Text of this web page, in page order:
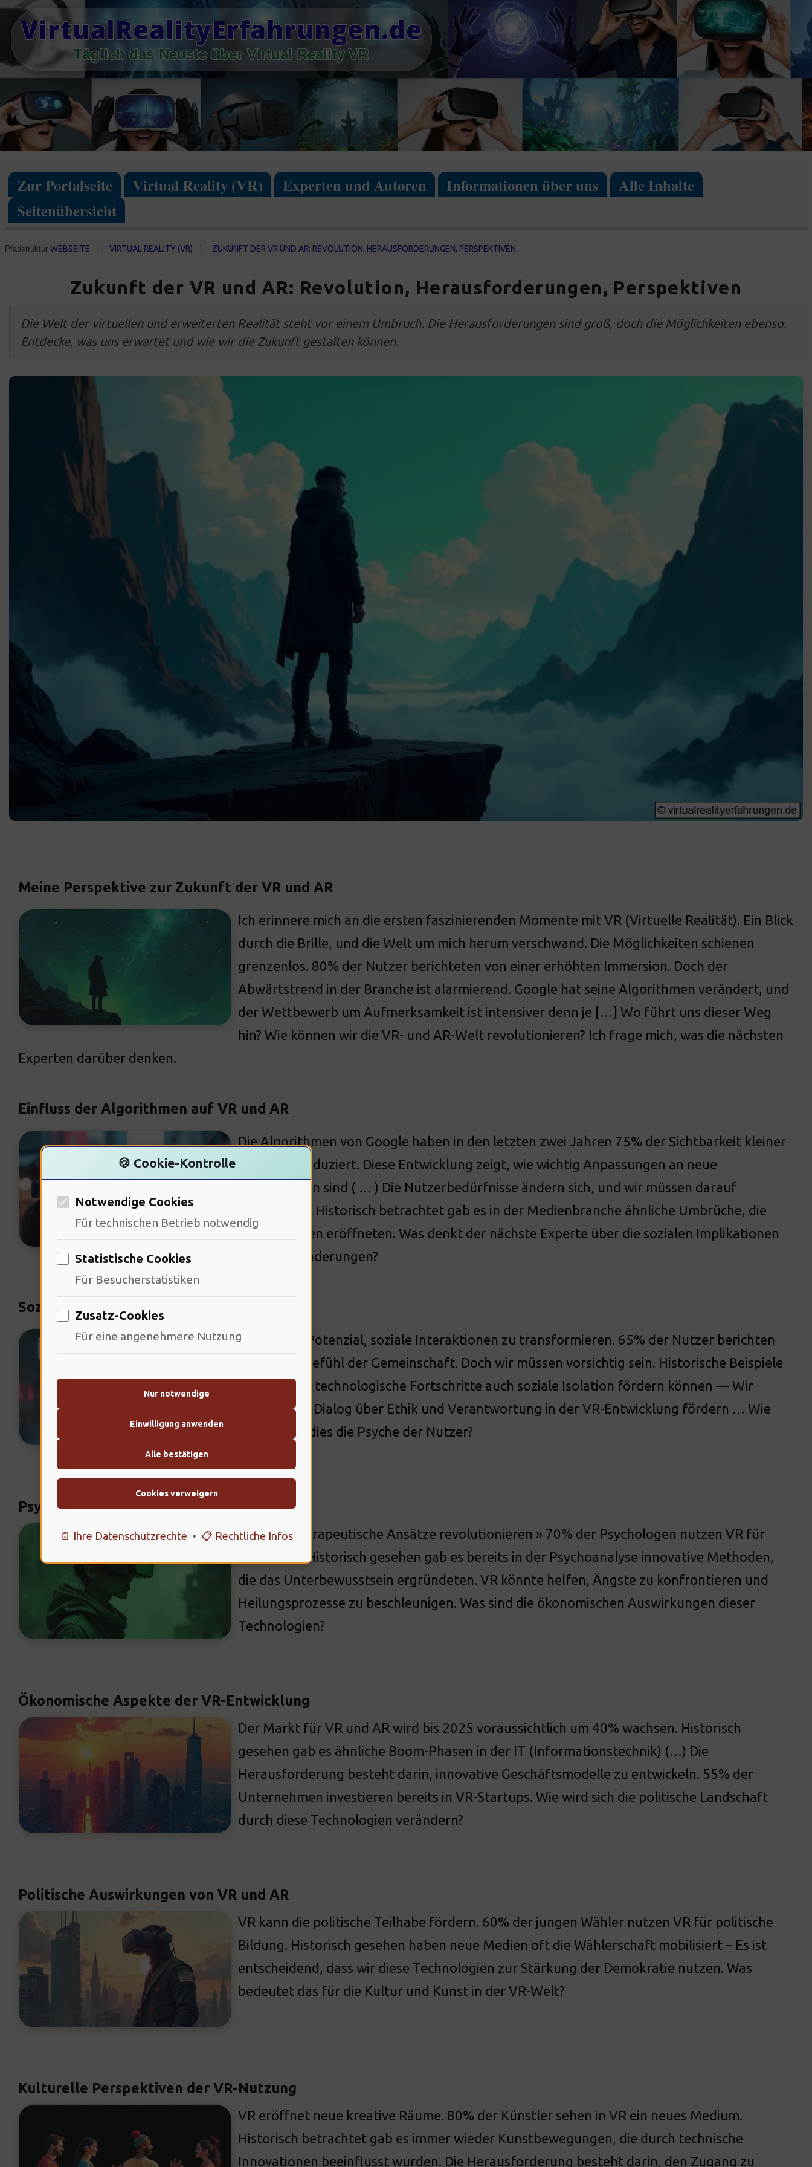
Skip
content
VirtualRealityErfahrungen.de
Täglich das Neuste über Virtual Reality VR
Zur Portalseite Virtual Reality (VR) Experten und Autoren Informationen über uns
Alle Inhalte
Seitenübersicht
Pfadstruktur WEBSEITE ⟩ VIRTUAL REALITY (VR) ⟩ ZUKUNFT DER VR UND AR: REVOLUTION, HERAUSFORDERUNGEN, PERSPEKTIVEN
Zukunft der VR und AR: Revolution, Herausforderungen, Perspektiven
Die Welt der virtuellen und erweiterten Realität steht vor einem Umbruch. Die Herausforderungen sind groß, doch die Möglichkeiten ebenso.
Entdecke, was uns erwartet und wie wir die Zukunft gestalten können.
Meine Perspektive zur Zukunft der VR und AR
Ich erinnere mich an die ersten faszinierenden Momente mit VR (Virtuelle Realität). Ein Blick
durch die Brille, und die Welt um mich herum verschwand. Die Möglichkeiten schienen
grenzenlos. 80% der Nutzer berichteten von einer erhöhten Immersion. Doch der
Abwärtstrend in der Branche ist alarmierend. Google hat seine Algorithmen verändert, und
der Wettbewerb um Aufmerksamkeit ist intensiver denn je […] Wo führt uns dieser Weg
hin? Wie können wir die VR- und AR-Welt revolutionieren? Ich frage mich, was die nächsten
Experten darüber denken.
Einfluss der Algorithmen auf VR und AR
Die Algorithmen von Google haben in den letzten zwei Jahren 75% der Sichtbarkeit kleiner
Magazine reduziert. Diese Entwicklung zeigt, wie wichtig Anpassungen an neue
Technologien sind ( … ) Die Nutzerbedürfnisse ändern sich, und wir müssen darauf
reagieren … Historisch betrachtet gab es in der Medienbranche ähnliche Umbrüche, die
neue Chancen eröffneten. Was denkt der nächste Experte über die sozialen Implikationen
dieser Veränderungen?
Soziale Implikationen der VR-Nutzung
VR hat das Potenzial, soziale Interaktionen zu transformieren. 65% der Nutzer berichten
von einem Gefühl der Gemeinschaft. Doch wir müssen vorsichtig sein. Historische Beispiele
zeigen, dass technologische Fortschritte auch soziale Isolation fördern können — Wir
müssen den Dialog über Ethik und Verantwortung in der VR-Entwicklung fördern … Wie
beeinflusst dies die Psyche der Nutzer?
Psychologische Aspekte der VR-Nutzung
VR kann therapeutische Ansätze revolutionieren » 70% der Psychologen nutzen VR für
Therapien. Historisch gesehen gab es bereits in der Psychoanalyse innovative Methoden,
die das Unterbewusstsein ergründeten. VR könnte helfen, Ängste zu konfrontieren und
Heilungsprozesse zu beschleunigen. Was sind die ökonomischen Auswirkungen dieser
Technologien?
Ökonomische Aspekte der VR-Entwicklung
Der Markt für VR und AR wird bis 2025 voraussichtlich um 40% wachsen. Historisch
gesehen gab es ähnliche Boom-Phasen in der IT (Informationstechnik) (…) Die
Herausforderung besteht darin, innovative Geschäftsmodelle zu entwickeln. 55% der
Unternehmen investieren bereits in VR-Startups. Wie wird sich die politische Landschaft
durch diese Technologien verändern?
Politische Auswirkungen von VR und AR
VR kann die politische Teilhabe fördern. 60% der jungen Wähler nutzen VR für politische
Bildung. Historisch gesehen haben neue Medien oft die Wählerschaft mobilisiert – Es ist
entscheidend, dass wir diese Technologien zur Stärkung der Demokratie nutzen. Was
bedeutet das für die Kultur und Kunst in der VR-Welt?
Kulturelle Perspektiven der VR-Nutzung
VR eröffnet neue kreative Räume. 80% der Künstler sehen in VR ein neues Medium.
Historisch betrachtet gab es immer wieder Kunstbewegungen, die durch technische
Innovationen beeinflusst wurden. Die Herausforderung besteht darin, den Zugang zu
🍪 Cookie-Kontrolle
Notwendige Cookies
Für technischen Betrieb notwendig
Statistische Cookies
Für Besucherstatistiken
Zusatz-Cookies
Für eine angenehmere Nutzung
Nur notwendige
Einwilligung anwenden
Alle bestätigen
Cookies verweigern
📄 Ihre Datenschutzrechte • 📋 Rechtliche Infos